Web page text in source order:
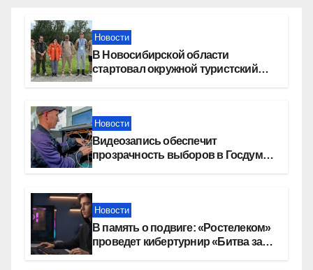
Новости
В Новосибирской области
стартовал окружной туристский
Новости
Видеозапись обеспечит
прозрачность выборов в Госдуму
Новости
В память о подвиге: «Ростелеком»
проведет кибертурнир «Битва за